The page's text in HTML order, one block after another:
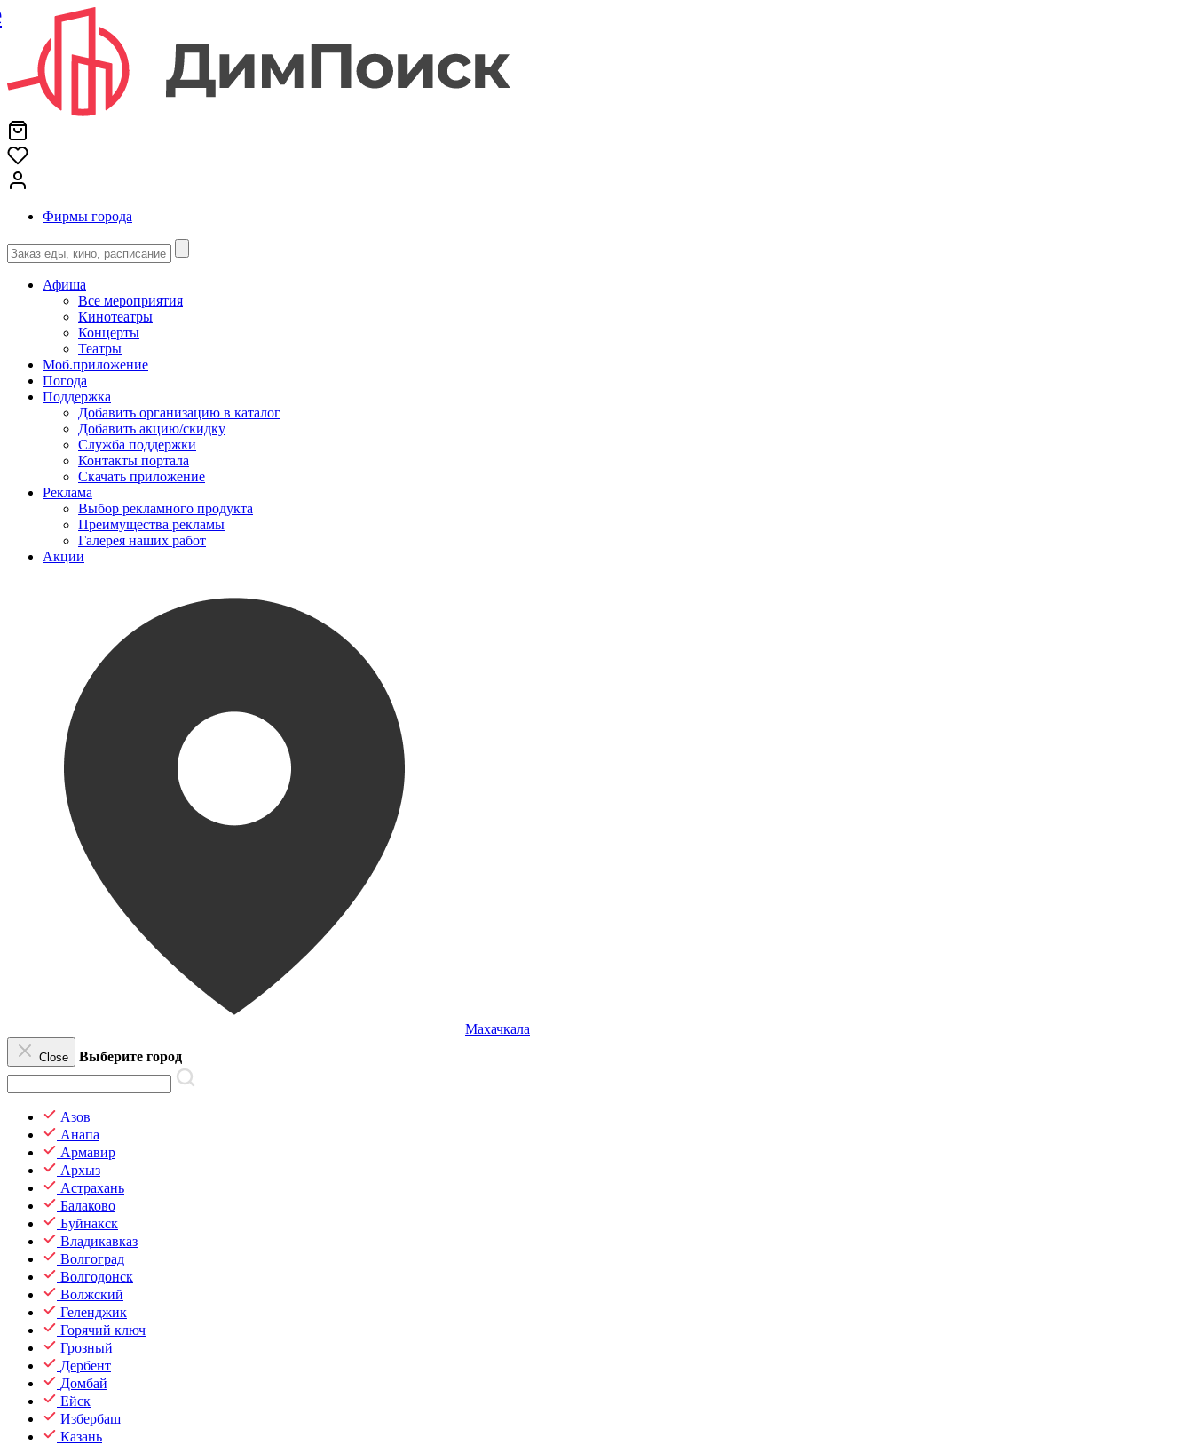
Фирмы города
Афиша
Все мероприятия
Кинотеатры
Концерты
Театры
Моб.приложение
Погода
Поддержка
Добавить организацию в каталог
Добавить акцию/скидку
Служба поддержки
Контакты портала
Скачать приложение
Реклама
Выбор рекламного продукта
Преимущества рекламы
Галерея наших работ
Акции
Махачкала
Close Выберите город
Азов
Анапа
Армавир
Архыз
Астрахань
Балаково
Буйнакск
Владикавказ
Волгоград
Волгодонск
Волжский
Геленджик
Горячий ключ
Грозный
Дербент
Домбай
Ейск
Избербаш
Казань